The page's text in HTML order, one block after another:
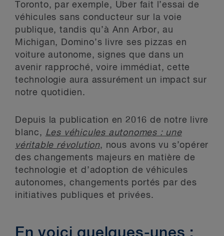
Toronto, par exemple, Uber fait l’essai de
véhicules sans conducteur sur la voie
publique, tandis qu’à Ann Arbor, au
Michigan, Domino’s livre ses pizzas en
voiture autonome, signes que dans un
avenir rapproché, voire immédiat, cette
technologie aura assurément un impact sur
notre quotidien.
Depuis la publication en 2016 de notre livre
blanc, Les véhicules autonomes : une
véritable révolution, nous avons vu s’opérer
des changements majeurs en matière de
technologie et d’adoption de véhicules
autonomes, changements portés par des
initiatives publiques et privées.